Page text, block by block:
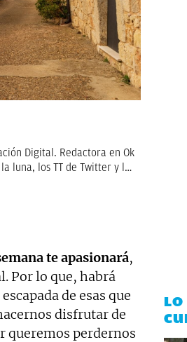
Digital. Redactora en Ok
luna, los TT de Twitter y las
recetas y Lotería de
te apasionará,
Por lo que, habrá
de esas que
disfrutar de
queremos perdernos
LO